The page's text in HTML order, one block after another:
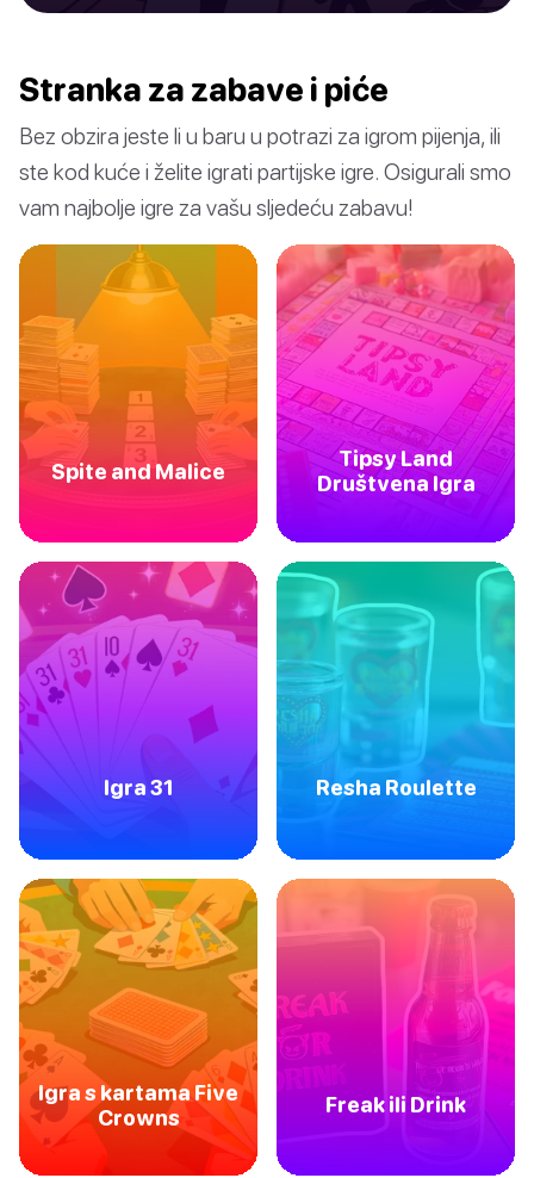
Stranka za zabave i piće
Bez obzira jeste li u baru u potrazi za igrom pijenja, ili
ste kod kuće i želite igrati partijske igre. Osigurali smo
vam najbolje igre za vašu sljedeću zabavu!
Spite and Malice
Tipsy Land
Društvena Igra
Igra 31 Resha Roulette
Igra s kartama Five
Crowns
Freak ili Drink